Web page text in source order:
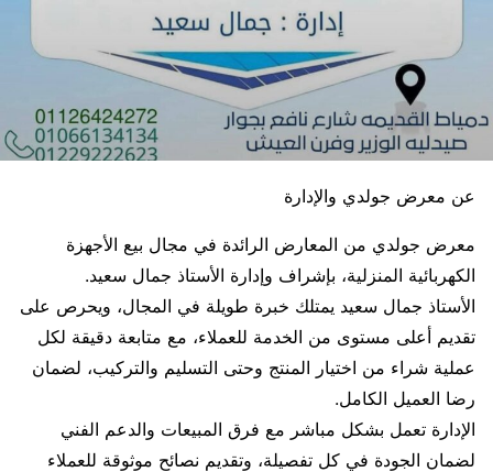
عن معرض جولدي والإدارة
معرض جولدي من المعارض الرائدة في مجال بيع الأجهزة
الكهربائية المنزلية، بإشراف وإدارة الأستاذ جمال سعيد.
الأستاذ جمال سعيد يمتلك خبرة طويلة في المجال، ويحرص على
تقديم أعلى مستوى من الخدمة للعملاء، مع متابعة دقيقة لكل
عملية شراء من اختيار المنتج وحتى التسليم والتركيب، لضمان
رضا العميل الكامل.
الإدارة تعمل بشكل مباشر مع فرق المبيعات والدعم الفني
لضمان الجودة في كل تفصيلة، وتقديم نصائح موثوقة للعملاء